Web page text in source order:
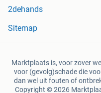
2dehands
Sitemap
Marktplaats is, voor zover
voor (gevolg)schade die
dan wel uit fouten of
Copyright © 2026